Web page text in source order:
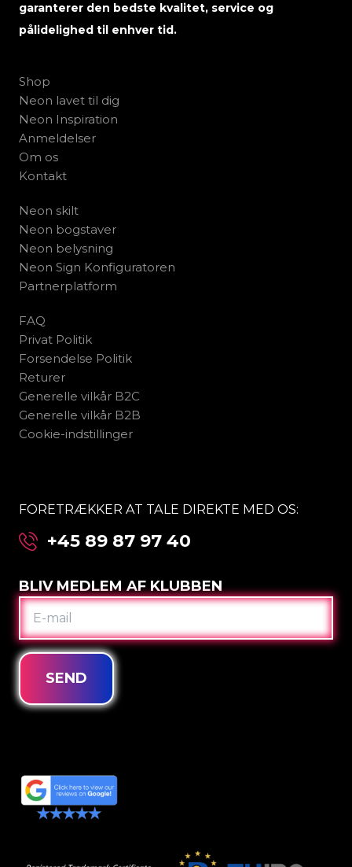
garanterer den bedste kvalitet, service og
pålidelighed til enhver tid.
Shop
Neon lavet til dig
Neon Inspiration
Anmeldelser
Om os
Kontakt
Neon skilt
Neon bogstaver
Neon belysning
Neon Sign Konfiguratoren
Partnerplatform
FAQ
Privat Politik
Forsendelse Politik
Returer
Generelle vilkår B2C
Generelle vilkår B2B
Cookie-indstillinger
FORETRÆKKER AT TALE DIREKTE MED OS:
+45 89 87 97 40
BLIV MEDLEM AF KLUBBEN
E-
MAIL
SEND